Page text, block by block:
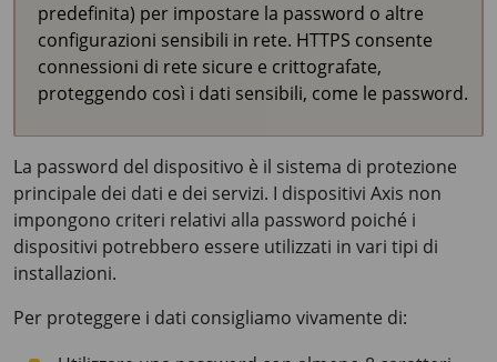
predefinita) per impostare la password o altre
configurazioni sensibili in rete. HTTPS consente
connessioni di rete sicure e crittografate,
proteggendo così i dati sensibili, come le password.
La password del dispositivo è il sistema di protezione
principale dei dati e dei servizi. I dispositivi Axis non
impongono criteri relativi alla password poiché i
dispositivi potrebbero essere utilizzati in vari tipi di
installazioni.
Per proteggere i dati consigliamo vivamente di: